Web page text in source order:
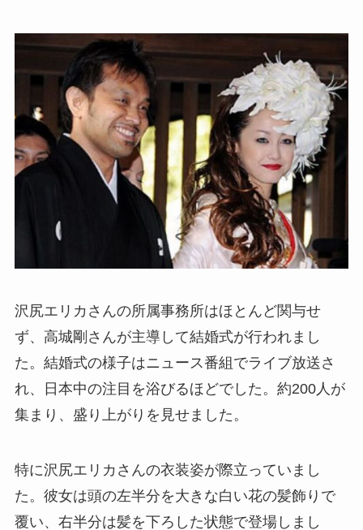
沢尻エリカさんの所属事務所はほとんど関与せ
ず、高城剛さんが主導して結婚式が行われまし
た。結婚式の様子はニュース番組でライブ放送さ
れ、日本中の注目を浴びるほどでした。約200人が
集まり、盛り上がりを見せました。
特に沢尻エリカさんの衣装姿が際立っていまし
た。彼女は頭の左半分を大きな白い花の髪飾りで
覆い、右半分は髪を下ろした状態で登場しまし